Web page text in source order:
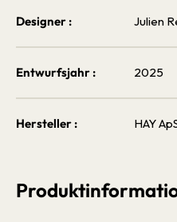
Designer : Julien
Entwurfsjahr : 2025
Hersteller : HAY